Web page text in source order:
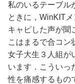
私のいるテーブル
ときに，WinKIT
キャピした声が聞
こはまるで合コン
女子大生３人組が
います．こういっ
性を痛感するもの